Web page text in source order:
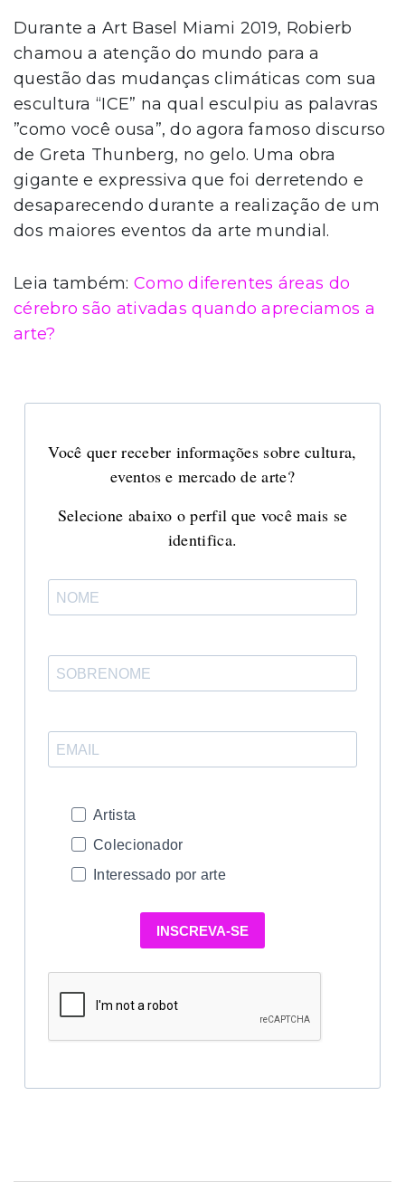
Durante a Art Basel Miami 2019, Robierb
chamou a atenção do mundo para a
questão das mudanças climáticas com sua
escultura “ICE” na qual esculpiu as palavras
”como você ousa”, do agora famoso discurso
de Greta Thunberg, no gelo. Uma obra
gigante e expressiva que foi derretendo e
desaparecendo durante a realização de um
dos maiores eventos da arte mundial.
Leia também: Como diferentes áreas do
cérebro são ativadas quando apreciamos a
arte?
Você quer receber informações sobre cultura,
eventos e mercado de arte?
Selecione abaixo o perfil que você mais se
identifica.
Artista
Colecionador
Interessado por arte
INSCREVA-SE